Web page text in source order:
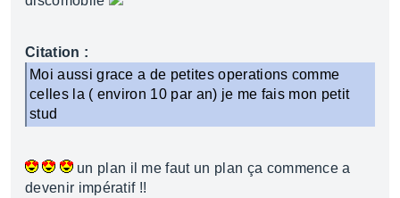
Citation :
Moi aussi grace a de petites operations comme
celles la ( environ 10 par an) je me fais mon petit
stud
un plan il me faut un plan ça commence a
devenir impératif !!